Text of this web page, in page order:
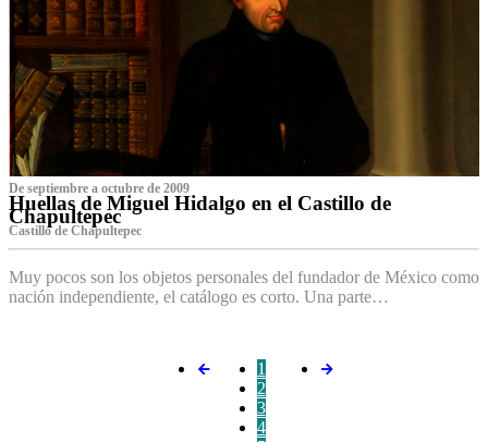
De septiembre a octubre de 2009
Huellas de Miguel Hidalgo en el Castillo de
Chapultepec
Castillo de Chapultepec
Muy pocos son los objetos personales del fundador de México como
nación independiente, el catálogo es corto. Una parte…
1
2
3
4